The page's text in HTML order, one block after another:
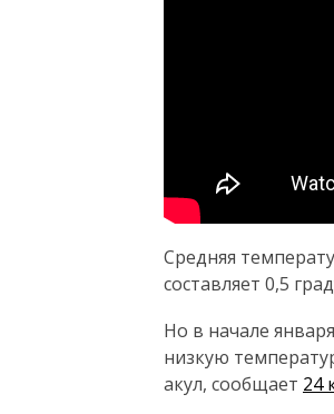
Средняя
составляет 0,5
Но в начале
низкую
акул, сообщает 24